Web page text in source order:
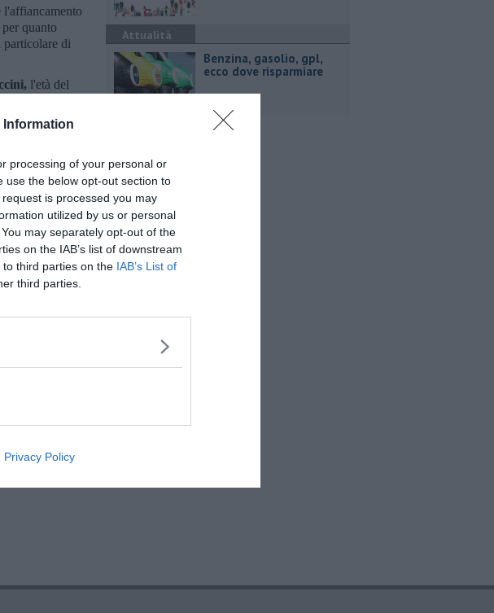
Information
processing of your personal or
use the below opt-out section to
is processed you may
utilized by us or personal
may separately opt-out of the
on the IAB’s list of downstream
third parties on the IAB’s List of
third parties.
Privacy Policy
quanto
particolare di
l'età del
della
e giochi. Il
che
lanciare le
una
sulle
in Zona
Attualità
​Benzina, gasolio, gpl,
ecco dove risparmiare